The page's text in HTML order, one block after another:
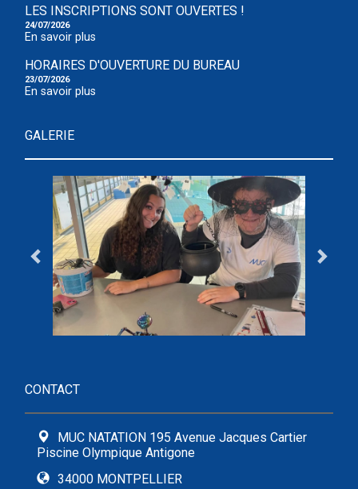
LES INSCRIPTIONS SONT OUVERTES !
24/07/2026
En savoir plus
HORAIRES D'OUVERTURE DU BUREAU
23/07/2026
En savoir plus
GALERIE
CONTACT
MUC NATATION 195 Avenue Jacques Cartier
Piscine Olympique Antigone
34000 MONTPELLIER